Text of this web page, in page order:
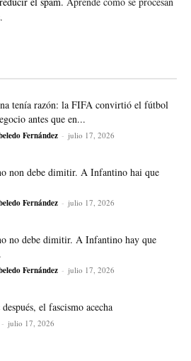
tenía razón: la FIFA convirtió el fútbol
antes que en...
Fernández - julio 17, 2026
non debe dimitir. A Infantino hai que
Fernández - julio 17, 2026
no debe dimitir. A Infantino hay que
Fernández - julio 17, 2026
el fascismo acecha
- julio 17, 2026